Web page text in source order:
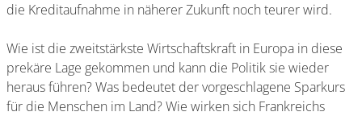
die Kreditaufnahme in näherer Zukunft noch teurer wird.
Wie ist die zweitstärkste Wirtschaftskraft in Europa in diese
prekäre Lage gekommen und kann die Politik sie wieder
heraus führen? Was bedeutet der vorgeschlagene Sparkurs
für die Menschen im Land? Wie wirken sich Frankreichs